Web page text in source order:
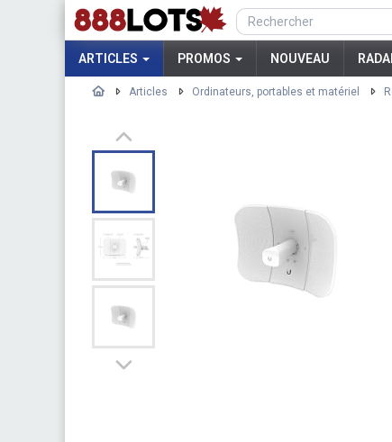
ARTICLES PROMOS NOUVEAU
Articles Ordinateurs, portables et matériel